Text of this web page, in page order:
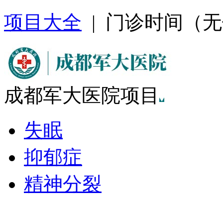
项目大全 | 门诊时间（
成都军大医院项目
失眠
抑郁症
精神分裂